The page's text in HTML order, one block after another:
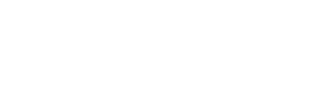
democrática e inclusiva